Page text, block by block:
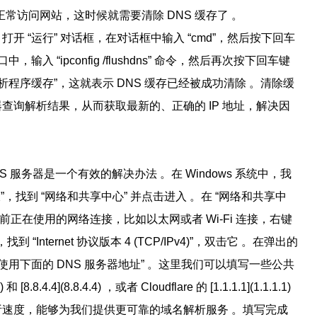
访问网站，这时候就需要清除 DNS 缓存了 。
“运行” 对话框，在对话框中输入 “cmd”，然后按下回车
，输入 “ipconfig /flushdns” 命令，然后再次按下回车键
序缓存”，这就表示 DNS 缓存已经被成功清除 。清除缓
询解析结果，从而获取最新的、正确的 IP 地址，解决因
服务器是一个有效的解决办法 。在 Windows 系统中，我
找到 “网络和共享中心” 并点击进入 。在 “网络和共享中
正在使用的网络连接，比如以太网或者 Wi-Fi 连接，右键
到 “Internet 协议版本 4 (TCP/IPv4)”，双击它 。在弹出的
用下面的 DNS 服务器地址” 。这里我们可以填写一些公共
[8.8.4.4](8.8.4.4) ，或者 Cloudflare 的 [1.1.1.1](1.1.1.1)
度，能够为我们提供更可靠的域名解析服务 。填写完成